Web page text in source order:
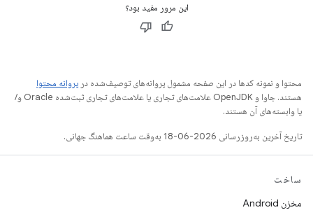
این مرور مفید بود؟
محتوا و نمونه کدها در این صفحه مشمول پروانه‌های توصیف‌شده در پروانه محتوا
هستند. جاوا و OpenJDK علامت‌های تجاری یا علامت‌های تجاری ثبت‌شده Oracle و/
یا وابسته‌های آن هستند.
تاریخ آخرین به‌روزرسانی 2026-06-18 به‌وقت ساعت هماهنگ جهانی.
ساخت
مخزن Android